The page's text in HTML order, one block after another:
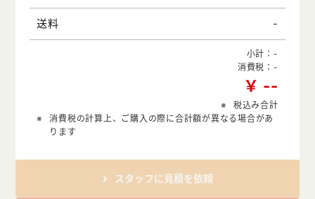
送料 -
小計： -
消費税： -
￥ --
税込み合計
消費税の計算上、ご購入の際に合計額が異なる場合があ
ります
スタッフに見積を依頼